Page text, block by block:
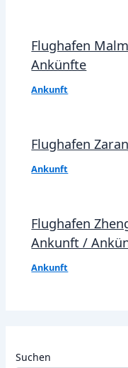
Flughafen
Ankünfte
Ankunft
Flughafen
Ankunft
Flughafen
Ankunft /
Ankunft
Suchen